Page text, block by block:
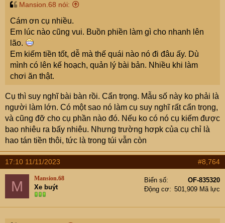
Mansion.68 nói:
Cám ơn cụ nhiều.
Em lúc nào cũng vui. Buồn phiền làm gì cho nhanh lên
lão.
Em kiếm tiền tốt, dễ mà thế quái nào nó đi đâu ấy. Dù
mình có lên kế hoạch, quản lý bài bản. Nhiều khi làm
chơi ăn thật.
Cụ thì suy nghĩ bài bàn rồi. Cẩn trọng. Mẫu số này ko phải là
người làm lớn. Có một sao nó làm cụ suy nghĩ rất cẩn trọng,
và cũng đỡ cho cụ phần nào đó. Nếu ko có nó cụ kiếm được
bao nhiêu ra bấy nhiêu. Nhưng trường hơpk của cụ chỉ là
hao tán tiền thôi, tức là trong túi vẫn còn
17:10 11/11/2023 #8,764
M Mansion.68
Xe buýt
Biển số
OF-835320
Động cơ
501,909 Mã lực